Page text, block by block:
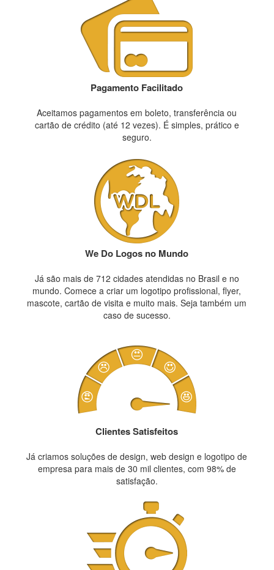
Pagamento Facilitado
Aceitamos pagamentos em boleto, transferência ou
cartão de crédito (até 12 vezes). É simples, prático e
seguro.
We Do Logos no Mundo
Já são mais de 712 cidades atendidas no Brasil e no
mundo. Comece a criar um logotipo profissional, flyer,
mascote, cartão de visita e muito mais. Seja também um
caso de sucesso.
Clientes Satisfeitos
Já criamos soluções de design, web design e logotipo de
empresa para mais de 30 mil clientes, com 98% de
satisfação.